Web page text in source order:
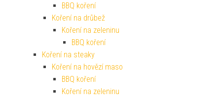
BBQ koření
Koření na drůbež
Koření na zeleninu
BBQ koření
Koření na steaky
Koření na hovězí maso
BBQ koření
Koření na zeleninu